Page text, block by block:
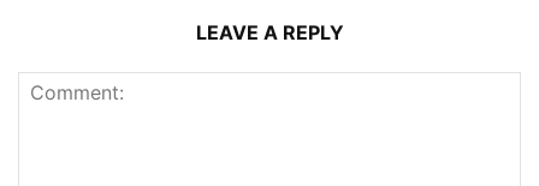
LEAVE A REPLY